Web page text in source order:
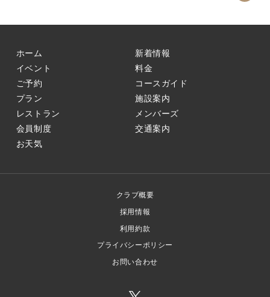
ホーム
新着情報
イベント
料金
ご予約
コースガイド
プラン
施設案内
レストラン
メンバーズ
会員制度
交通案内
お天気
クラブ概要
採用情報
利用約款
プライバシーポリシー
お問い合わせ